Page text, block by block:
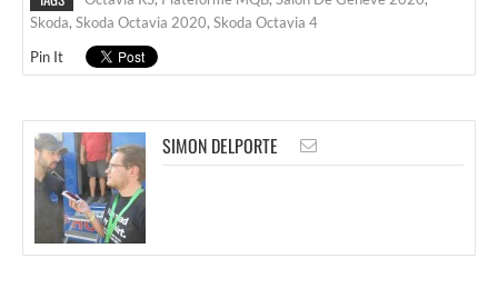
Skoda, Skoda Octavia 2020, Skoda Octavia 4
Pin It
SIMON DELPORTE